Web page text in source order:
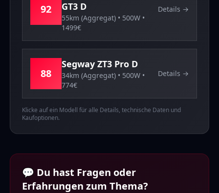
92
GT3 D
55km (Aggregat) • 500W •
1499€
Details →
88
Segway ZT3 Pro D
34km (Aggregat) • 500W •
774€
Details →
Klicke auf ein Modell für alle Details, technische Daten und
Kaufoptionen.
💬 Du hast Fragen oder
Erfahrungen zum Thema?